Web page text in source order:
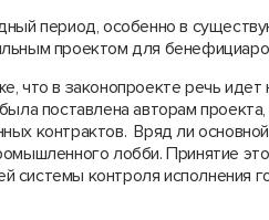
период, особенно в
проектом для
что в законопроекте речь
поставлена авторам
контрактов. Вряд ли
лобби. Принятие
системы контроля исполнения